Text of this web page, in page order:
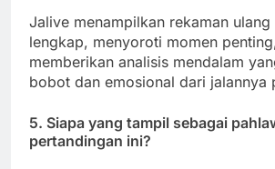
Jalive menampilkan rekaman ulang
lengkap, menyoroti momen
memberikan analisis mendalam
bobot dan emosional dari jalannya
5. Siapa yang tampil sebagai
pertandingan ini?